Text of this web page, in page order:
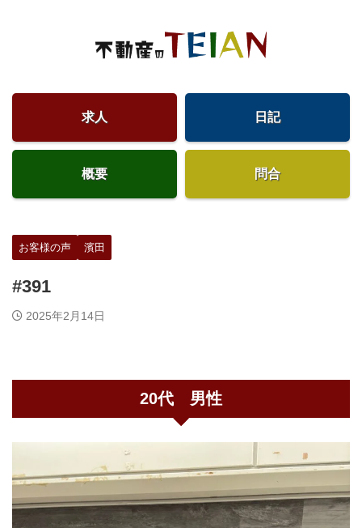
求人 日記
概要 問合
お客様の声 濱田
#391
2025年2月14日
20代 男性